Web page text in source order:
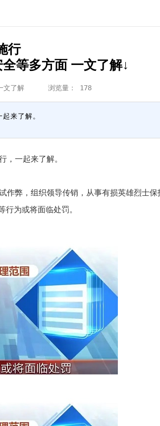
行
等多方面 一文了解↓
一文了解 浏览量： 178
来了解。
一起来了解。
弊，组织领导传销，从事有损英雄烈士保
为或将面临处罚。